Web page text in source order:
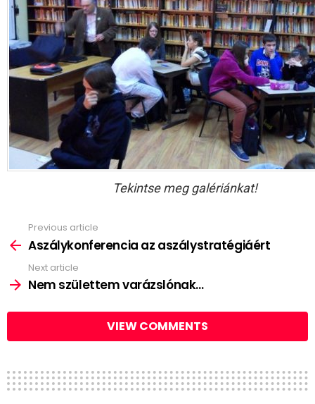
Tekintse meg galériánkat!
more
Previous article
Aszálykonferencia az aszálystratégiáért
Next article
Nem születtem varázslónak…
VIEW COMMENTS